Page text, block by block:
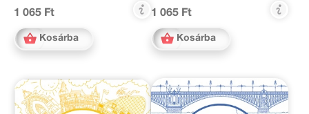
1 065 Ft
Kosárba
1 065 Ft
Kosárba